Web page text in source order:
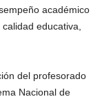
académico
educativa,
del profesorado
Nacional de